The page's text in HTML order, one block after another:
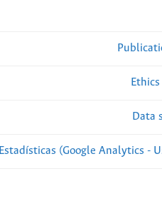
Data
Estadísticas (Google Analytics -